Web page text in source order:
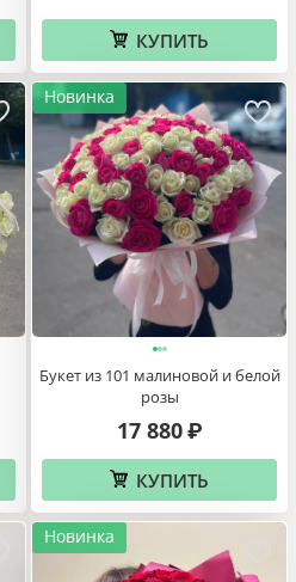
Корзина с розами Розовая
роскошь
21 850₽
КУПИТЬ